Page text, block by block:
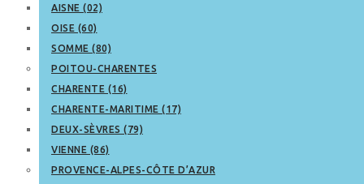
AISNE (02)
OISE (60)
SOMME (80)
POITOU-CHARENTES
CHARENTE (16)
CHARENTE-MARITIME (17)
DEUX-SÈVRES (79)
VIENNE (86)
PROVENCE-ALPES-CÔTE D’AZUR